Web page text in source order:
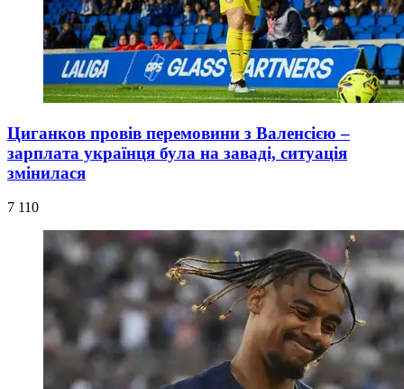
Циганков провів перемовини з Валенсією –
зарплата українця була на заваді, ситуація
змінилася
7 110